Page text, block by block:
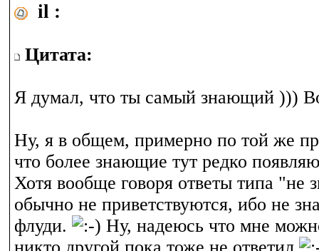
il :
Цитата:
Я думал, что ты самый знающий )))
Ну, я в общем, примерно по той же
что более знающие тут редко
Хотя вообще говоря ответы типа "не
обычно не приветствуются, ибо не
флуди.
Ну, надеюсь что мне